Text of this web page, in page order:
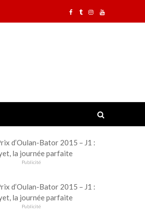
Publicité
Publicité